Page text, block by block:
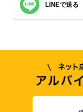
LINEで送る